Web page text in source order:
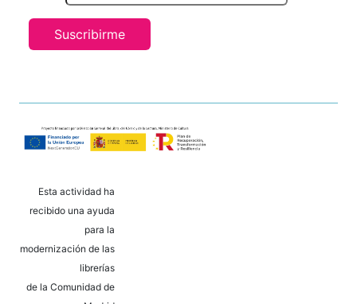
Suscribirme
Esta actividad ha
recibido una ayuda
para la
modernización de las
librerías
de la Comunidad de